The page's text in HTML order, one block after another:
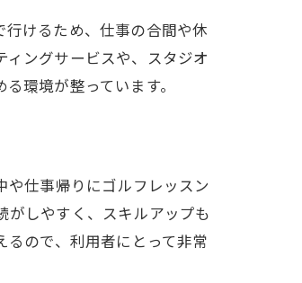
けるため、仕事の合間や休
ングサービスや、スタジオ
環境が整っています。
仕事帰りにゴルフレッスン
しやすく、スキルアップも
ので、利用者にとって非常